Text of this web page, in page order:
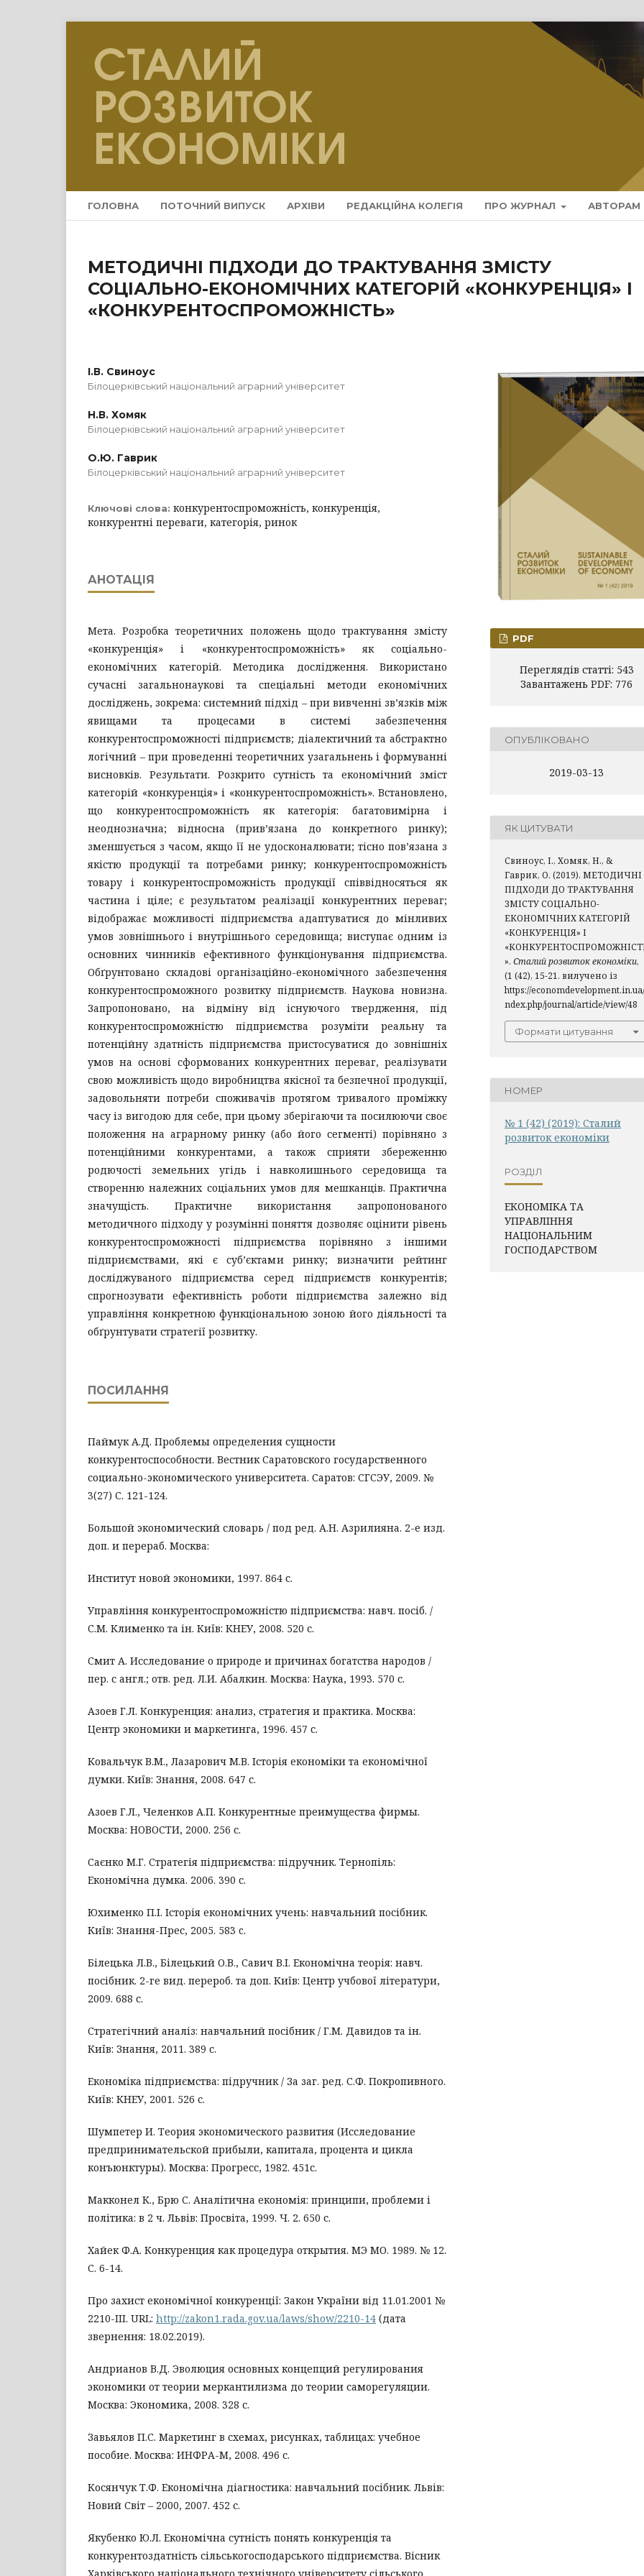
ГОЛОВНА ПОТОЧНИЙ ВИПУСК АРХІВИ РЕДАКЦІЙНА КОЛЕГІЯ ПРО ЖУРНАЛ АВТОРАМ
МЕТОДИЧНІ ПІДХОДИ ДО ТРАКТУВАННЯ ЗМІСТУ
СОЦІАЛЬНО-ЕКОНОМІЧНИХ КАТЕГОРІЙ «КОНКУРЕНЦІЯ» І
«КОНКУРЕНТОСПРОМОЖНІСТЬ»
І.В. Свиноус
Білоцерківський національний аграрний університет
Н.В. Хомяк
Білоцерківський національний аграрний університет
О.Ю. Гаврик
Білоцерківський національний аграрний університет
Ключові слова: конкурентоспроможність, конкуренція,
конкурентні переваги, категорія, ринок
АНОТАЦІЯ
Мета. Розробка теоретичних положень щодо трактування змісту
«конкуренція» і «конкурентоспроможність» як соціально-
економічних категорій. Методика дослідження. Використано
сучасні загальнонаукові та спеціальні методи економічних
досліджень, зокрема: системний підхід – при вивченні зв’язків між
явищами та процесами в системі забезпечення
конкурентоспроможності підприємств; діалектичний та абстрактно
логічний – при проведенні теоретичних узагальнень і формуванні
висновків. Результати. Розкрито сутність та економічний зміст
категорій «конкуренція» і «конкурентоспроможність». Встановлено,
що конкурентоспроможність як категорія: багатовимірна і
неоднозначна; відносна (прив’язана до конкретного ринку);
зменшується з часом, якщо її не удосконалювати; тісно пов’язана з
якістю продукції та потребами ринку; конкурентоспроможність
товару і конкурентоспроможність продукції співвідносяться як
частина і ціле; є результатом реалізації конкурентних переваг;
відображає можливості підприємства адаптуватися до мінливих
умов зовнішнього і внутрішнього середовища; виступає одним із
основних чинників ефективного функціонування підприємства.
Обґрунтовано складові організаційно-економічного забезпечення
конкурентоспроможного розвитку підприємств. Наукова новизна.
Запропоновано, на відміну від існуючого твердження, під
конкурентоспроможністю підприємства розуміти реальну та
потенційну здатність підприємства пристосуватися до зовнішніх
умов на основі сформованих конкурентних переваг, реалізувати
свою можливість щодо виробництва якісної та безпечної продукції,
задовольняти потреби споживачів протягом тривалого проміжку
часу із вигодою для себе, при цьому зберігаючи та посилюючи своє
положення на аграрному ринку (або його сегменті) порівняно з
потенційними конкурентами, а також сприяти збереженню
родючості земельних угідь і навколишнього середовища та
створенню належних соціальних умов для мешканців. Практична
значущість. Практичне використання запропонованого
методичного підходу у розумінні поняття дозволяє оцінити рівень
конкурентоспроможності підприємства порівняно з іншими
підприємствами, які є суб’єктами ринку; визначити рейтинг
досліджуваного підприємства серед підприємств конкурентів;
спрогнозувати ефективність роботи підприємства залежно від
управління конкретною функціональною зоною його діяльності та
обґрунтувати стратегії розвитку.
ПОСИЛАННЯ
Паймук А.Д. Проблемы определения сущности
конкурентоспособности. Вестник Саратовского государственного
социально-экономического университета. Саратов: СГСЭУ, 2009. №
3(27) С. 121-124.
Большой экономический словарь / под ред. А.Н. Азрилияна. 2-е изд.
доп. и перераб. Москва:
Институт новой экономики, 1997. 864 с.
Управління конкурентоспроможністю підприємства: навч. посіб. /
С.М. Клименко та ін. Київ: КНЕУ, 2008. 520 с.
Смит А. Исследование о природе и причинах богатства народов /
пер. с англ.; отв. ред. Л.И. Абалкин. Москва: Наука, 1993. 570 с.
Азоев Г.Л. Конкуренция: анализ, стратегия и практика. Москва:
Центр экономики и маркетинга, 1996. 457 с.
Ковальчук В.М., Лазарович М.В. Історія економіки та економічної
думки. Київ: Знання, 2008. 647 с.
Азоев Г.Л., Челенков А.П. Конкурентные преимущества фирмы.
Москва: НОВОСТИ, 2000. 256 с.
Саєнко М.Г. Стратегія підприємства: підручник. Тернопіль:
Економічна думка. 2006. 390 с.
Юхименко П.І. Історія економічних учень: навчальний посібник.
Київ: Знання-Прес, 2005. 583 c.
Білецька Л.В., Білецький О.В., Савич В.І. Економічна теорія: навч.
посібник. 2-ге вид. перероб. та доп. Київ: Центр учбової літератури,
2009. 688 с.
Стратегічний аналіз: навчальний посібник / Г.М. Давидов та ін.
Київ: Знання, 2011. 389 с.
Економіка підприємства: підручник / За заг. ред. С.Ф. Покропивного.
Київ: КНЕУ, 2001. 526 с.
Шумпетер И. Теория экономического развития (Исследование
предпринимательской прибыли, капитала, процента и цикла
конъюнктуры). Москва: Прогресс, 1982. 451с.
Макконел К., Брю С. Аналітична економія: принципи, проблеми і
політика: в 2 ч. Львів: Просвіта, 1999. Ч. 2. 650 с.
Хайек Ф.А. Конкуренция как процедура открытия. МЭ МО. 1989. № 12.
С. 6-14.
Про захист економічної конкуренції: Закон України від 11.01.2001 №
2210-III. URL: http://zakon1.rada.gov.ua/laws/show/2210-14 (дата
звернення: 18.02.2019).
Андрианов В.Д. Эволюция основных концепций регулирования
экономики от теории меркантилизма до теории саморегуляции.
Москва: Экономика, 2008. 328 с.
Завьялов П.С. Маркетинг в схемах, рисунках, таблицах: учебное
пособие. Москва: ИНФРА-М, 2008. 496 с.
Косянчук Т.Ф. Економічна діагностика: навчальний посібник. Львів:
Новий Світ – 2000, 2007. 452 с.
Якубенко Ю.Л. Економічна сутність понять конкуренція та
конкурентоздатність сільськогосподарського підприємства. Вісник
PDF
Переглядів статті: 543
Завантажень PDF: 776
ОПУБЛІКОВАНО
2019-03-13
ЯК ЦИТУВАТИ
Свиноус, І., Хомяк, Н., &
Гаврик, О. (2019). МЕТОДИЧНІ
ПІДХОДИ ДО ТРАКТУВАННЯ
ЗМІСТУ СОЦІАЛЬНО-
ЕКОНОМІЧНИХ КАТЕГОРІЙ
«КОНКУРЕНЦІЯ» І
». Сталий розвиток економіки,
(1 (42), 15-21. вилучено із
https://
ndex.php/journal/article/view/48
Формати цитування
НОМЕР
№ 1 (42) (2019): Сталий
розвиток економіки
РОЗДІЛ
ЕКОНОМІКА ТА
УПРАВЛІННЯ
НАЦІОНАЛЬНИМ
ГОСПОДАРСТВОМ